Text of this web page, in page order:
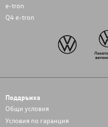
e-tron
Q4 e-tron
Поддръжка
Общи условия
Условия по гаранция